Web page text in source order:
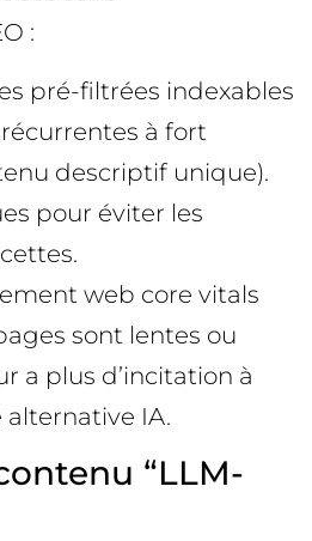
:
pré-filtrées indexables
à fort
descriptif unique).
pour éviter les
web core vitals
sont lentes ou
a plus d’incitation à
alternative IA.
“LLM-